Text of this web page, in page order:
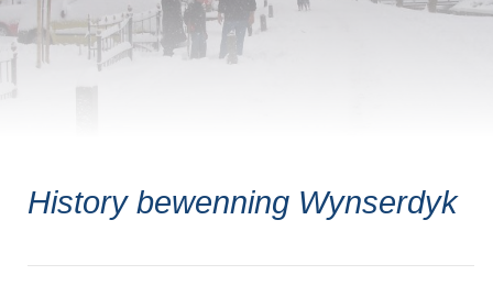
History bewenning Wynserdyk